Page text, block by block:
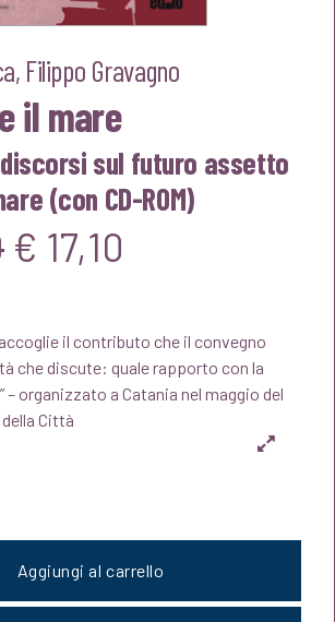
, Filippo Gravagno
il mare
sul futuro assetto
(con CD-ROM)
Il
originale
era:
€ 17,10
attuale
il contributo che il convegno
che discute: quale rapporto con la
– organizzato a Catania nel maggio del
Città
Aggiungi al carrello